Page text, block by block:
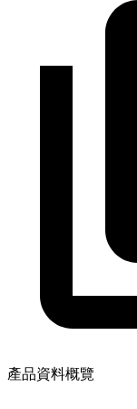
產品資料概覽